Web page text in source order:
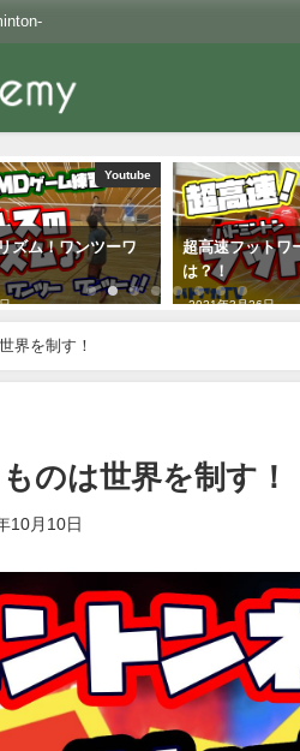
Youtube
ワークの秘密と
腰を低く！「船
所伸展で自分を
2022年5月17日
界を制す！
のは世界を制す！
10月10日